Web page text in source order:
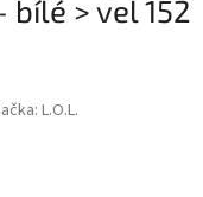
> vel 152
L.O.L.